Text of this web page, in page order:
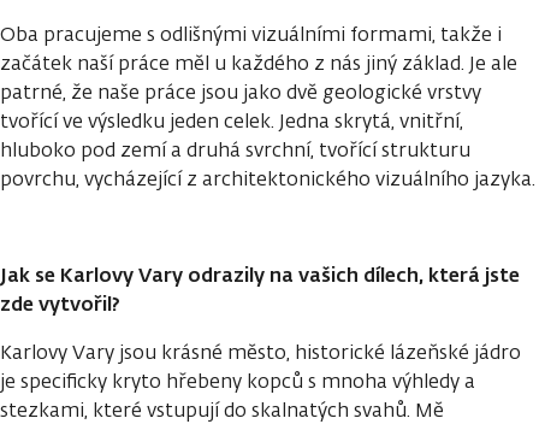
Oba pracujeme s odlišnými vizuálními formami, takže i
začátek naší práce měl u každého z nás jiný základ. Je ale
patrné, že naše práce jsou jako dvě geologické vrstvy
tvořící ve výsledku jeden celek. Jedna skrytá, vnitřní,
hluboko pod zemí a druhá svrchní, tvořící strukturu
povrchu, vycházející z architektonického vizuálního jazyka.
Jak se Karlovy Vary odrazily na vašich dílech, která jste
zde vytvořil?
Karlovy Vary jsou krásné město, historické lázeňské jádro
je specificky kryto hřebeny kopců s mnoha výhledy a
stezkami, které vstupují do skalnatých svahů. Mě